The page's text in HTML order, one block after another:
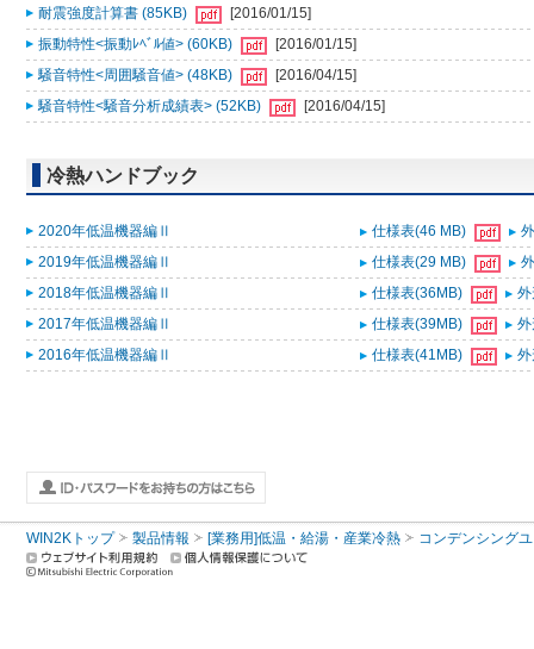
耐震強度計算書 (85KB)
[2016/01/15]
振動特性<振動ﾚﾍﾞﾙ値> (60KB)
[2016/01/15]
騒音特性<周囲騒音値> (48KB)
[2016/04/15]
騒音特性<騒音分析成績表> (52KB)
[2016/04/15]
冷熱ハンドブック
2020年低温機器編Ⅱ 仕様表(46 MB)
2019年低温機器編Ⅱ
仕様表(29 MB)
2018年低温機器編Ⅱ
仕様表(36MB)
2017年低温機器編Ⅱ
仕様表(39MB)
2016年低温機器編Ⅱ
仕様表(41MB)
WIN2Kトップ 製品情報 [業務用]低温・給湯・産業冷熱 コンデンシング